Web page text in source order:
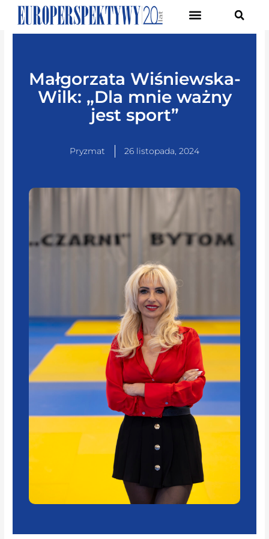
Małgorzata Wiśniewska-
Wilk: „Dla mnie ważny
jest sport”
Pryzmat 26 listopada, 2024